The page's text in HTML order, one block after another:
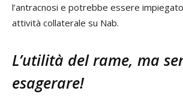
l’antracnosi e potrebbe essere
attività collaterale su Nab.
L’utilità del rame, ma
esagerare!